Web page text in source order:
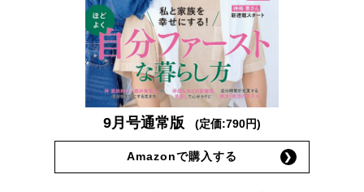
9月号通常版 (定価:790円)
Amazonで購入する